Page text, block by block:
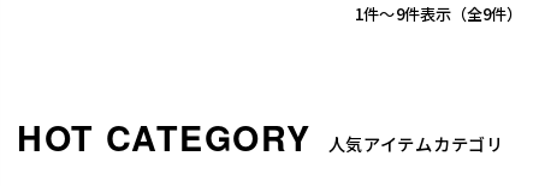
9
1 -9件表示
人気アイテムカテゴリ